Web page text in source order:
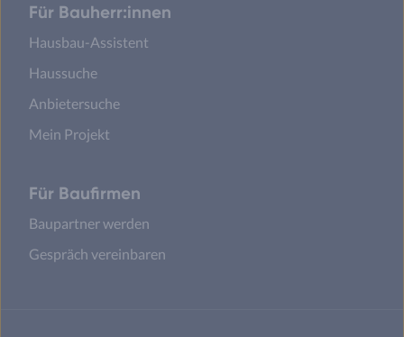
Für Bauherr:innen
Hausbau-Assistent
Haussuche
Anbietersuche
Mein Projekt
Für Baufirmen
Baupartner werden
Gespräch vereinbaren